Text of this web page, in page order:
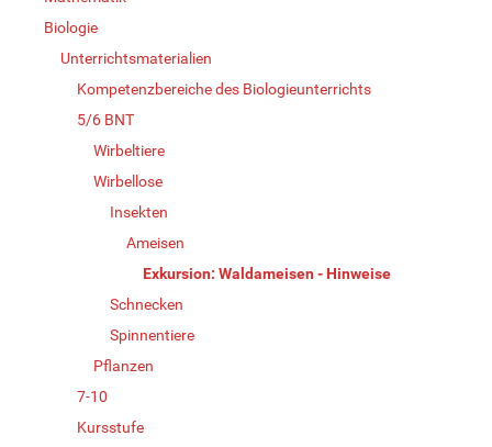
Biologie
Unterrichtsmaterialien
Kompetenzbereiche des Biologieunterrichts
5/6 BNT
Wirbeltiere
Wirbellose
Insekten
Ameisen
Exkursion: Waldameisen - Hinweise
Schnecken
Spinnentiere
Pflanzen
7-10
Kursstufe